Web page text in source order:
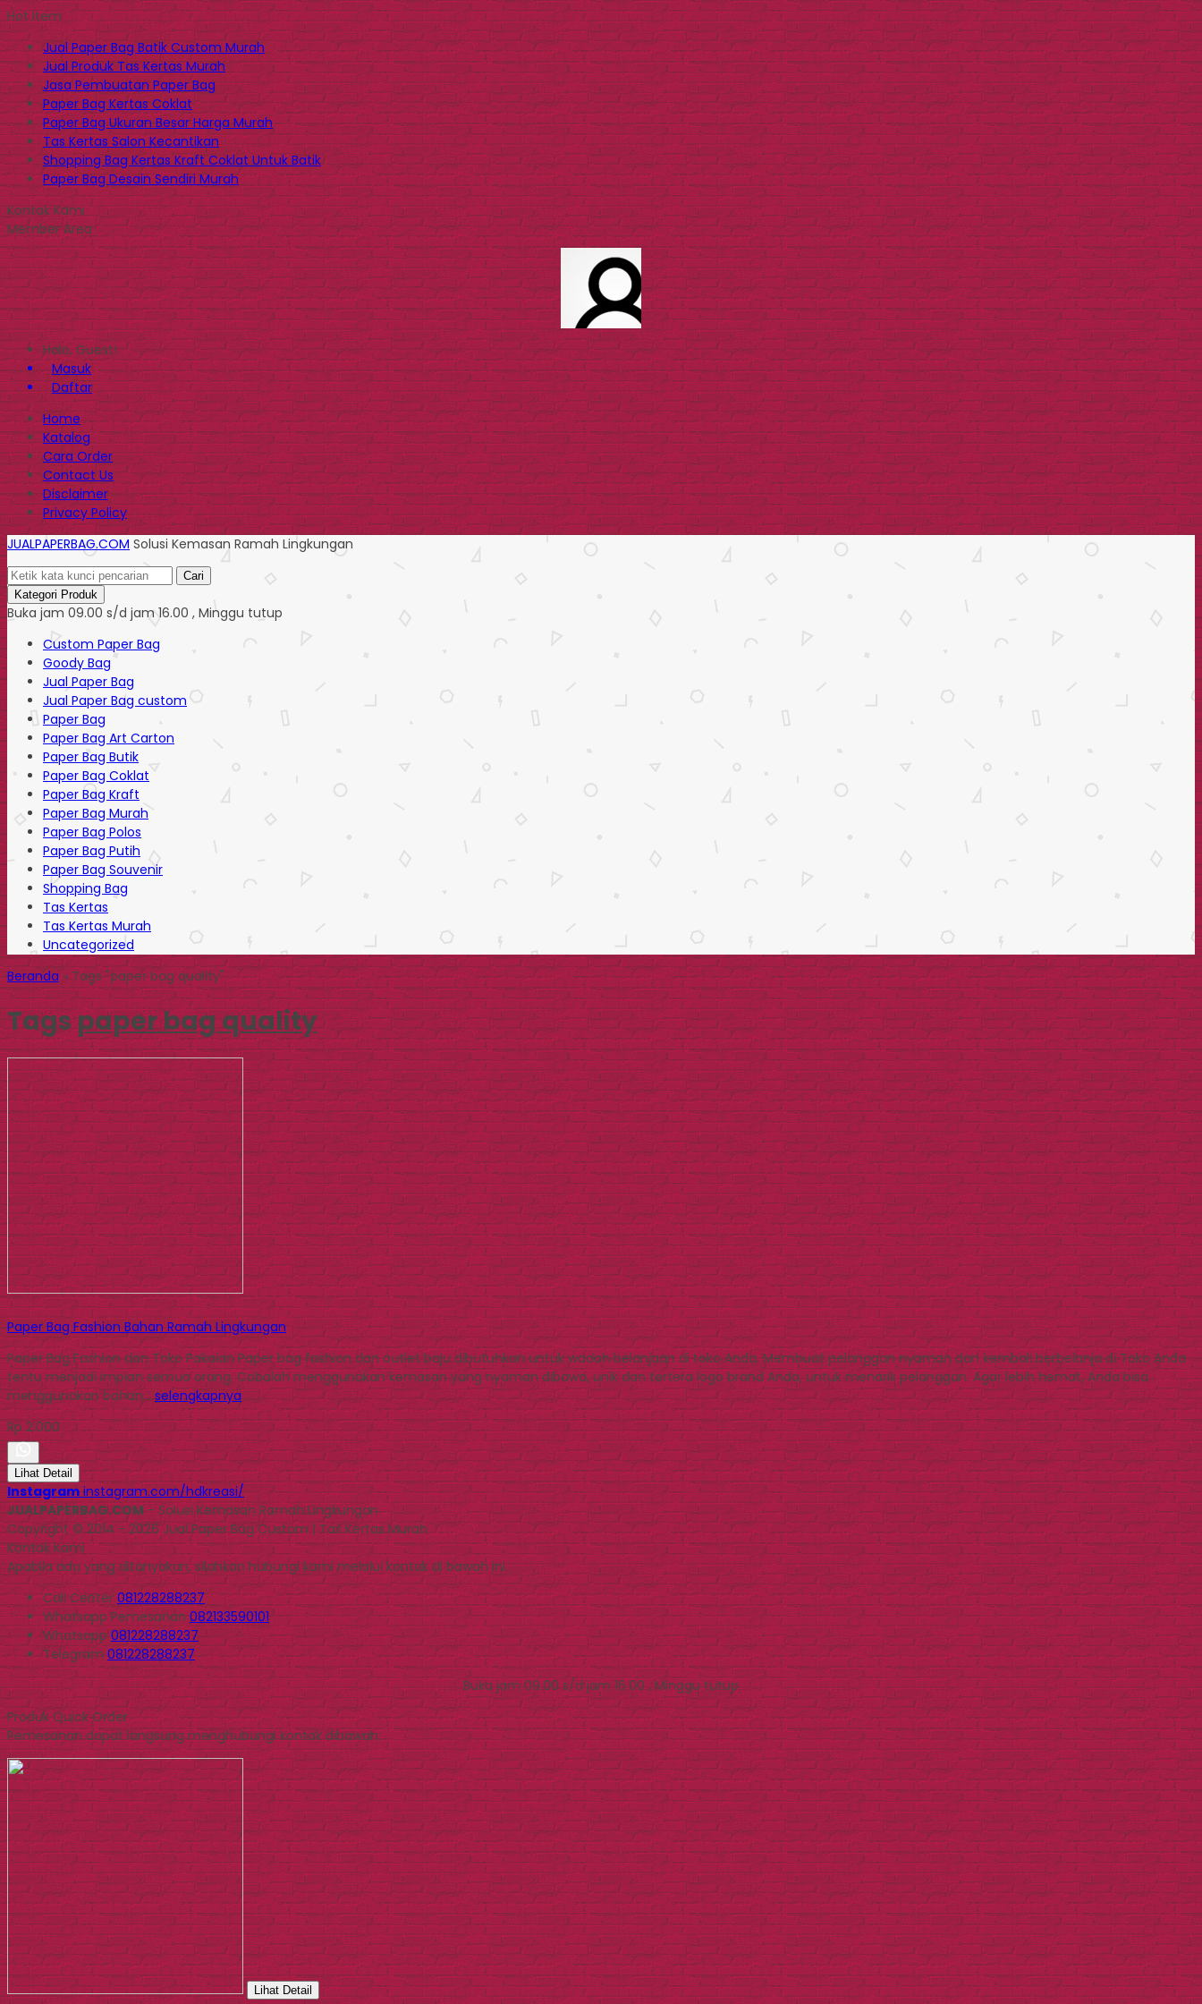
Hot Item
Jual Paper Bag Batik Custom Murah
Jual Produk Tas Kertas Murah
Jasa Pembuatan Paper Bag
Paper Bag Kertas Coklat
Paper Bag Ukuran Besar Harga Murah
Tas Kertas Salon Kecantikan
Shopping Bag Kertas Kraft Coklat Untuk Batik
Paper Bag Desain Sendiri Murah
Kontak Kami
Member Area
Halo, Guest!
Masuk
Daftar
Home
Katalog
Cara Order
Contact Us
Disclaimer
Privacy Policy
JUALPAPERBAG.COM Solusi Kemasan Ramah Lingkungan
Cari
Kategori Produk
Buka jam 09.00 s/d jam 16.00 , Minggu tutup
Custom Paper Bag
Goody Bag
Jual Paper Bag
Jual Paper Bag custom
Paper Bag
Paper Bag Art Carton
Paper Bag Butik
Paper Bag Coklat
Paper Bag Kraft
Paper Bag Murah
Paper Bag Polos
Paper Bag Putih
Paper Bag Souvenir
Shopping Bag
Tas Kertas
Tas Kertas Murah
Uncategorized
Beranda»Tags "paper bag quality"
Tagspaper bag quality
Paper Bag Fashion Bahan Ramah Lingkungan
Paper Bag Fashion dan Toko Pakaian Paper bag fashion dan outlet baju dibutuhkan untuk wadah belanjaan di toko Anda. Membuat pelanggan nyaman dan kembali berbelanja di Toko Anda
tentu menjadi impian semua orang. Cobalah menggunakan kemasan yang nyaman dibawa, unik dan tertera logo brand Anda, untuk menarik pelanggan. Agar lebih hemat, Anda bisa
menggunakan bahan…selengkapnya
Rp 2.000
Lihat Detail
Instagram instagram.com/hdkreasi/
JUALPAPERBAG.COM- Solusi Kemasan Ramah Lingkungan
Copyright © 2014 - 2026 Jual Paper Bag Custom | Tas Kertas Murah
Kontak Kami
Apabila ada yang ditanyakan, silahkan hubungi kami melalui kontak di bawah ini.
Call Center081228288237
WhatsappPemesanan 082133590101
Whatsapp081228288237
Telegram081228288237
Buka jam 09.00 s/d jam 16.00 , Minggu tutup
Produk Quick Order
Pemesanan dapat langsung menghubungi kontak dibawah:
Lihat Detail